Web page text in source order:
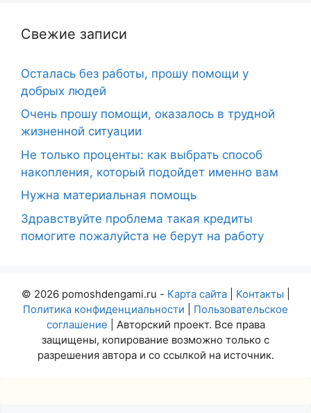
Свежие записи
Осталась без работы, прошу помощи у
добрых людей
Очень прошу помощи, оказалось в трудной
жизненной ситуации
Не только проценты: как выбрать способ
накопления, который подойдет именно вам
Нужна материальная помощь
Здравствуйте проблема такая кредиты
помогите пожалуйста не берут на работу
© 2026 pomoshdengami.ru - Карта сайта| Контакты
Политика конфиденциальности
Пользовательское
соглашение | Авторский проект. Все права
защищены, копирование возможно только с
разрешения автора и со ссылкой на источник.